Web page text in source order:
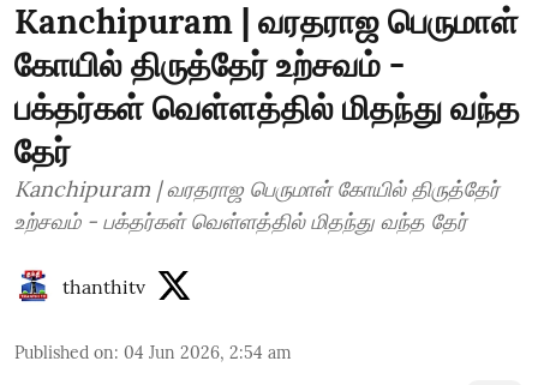
Kanchipuram | வரதராஜ பெருமாள்
கோயில் திருத்தேர் உற்சவம் -
பக்தர்கள் வெள்ளத்தில் மிதந்து வந்த
தேர்
Kanchipuram | வரதராஜ பெருமாள் கோயில் திருத்தேர்
உற்சவம் - பக்தர்கள் வெள்ளத்தில் மிதந்து வந்த தேர்
thanthitv
Published on: 04 Jun 2026, 2:54 am